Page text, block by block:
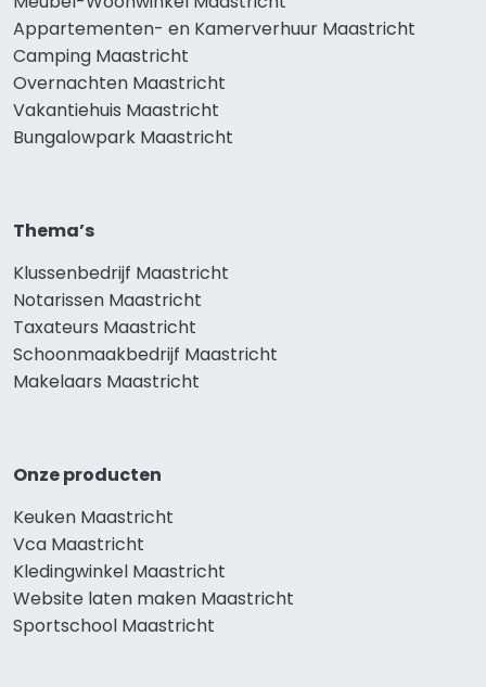
Appartementen- en Kamerverhuur Maastricht
Camping Maastricht
Overnachten Maastricht
Vakantiehuis Maastricht
Bungalowpark Maastricht
Thema’s
Klussenbedrijf Maastricht
Notarissen Maastricht
Taxateurs Maastricht
Schoonmaakbedrijf Maastricht
Makelaars Maastricht
Onze producten
Keuken Maastricht
Vca Maastricht
Kledingwinkel Maastricht
Website laten maken Maastricht
Sportschool Maastricht